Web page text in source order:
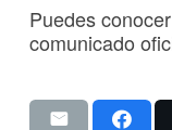
Puedes
comunicado